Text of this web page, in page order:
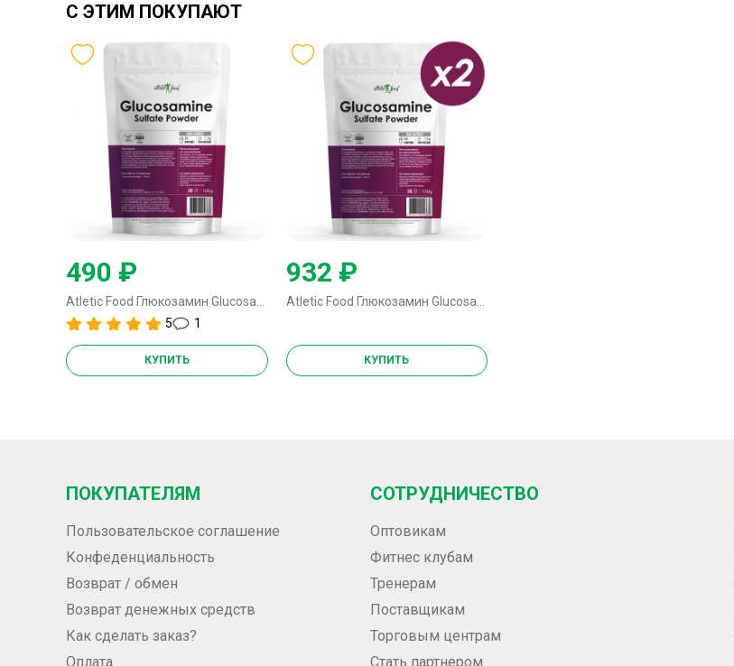
С ЭТИМ ПОКУПАЮТ
490 ₽
5
1
КУПИТЬ
932 ₽
КУПИТЬ
ПОКУПАТЕЛЯМ
Пользовательское соглашение
Конфеденциальность
Возврат / обмен
Возврат денежных средств
Как сделать заказ?
Оплата
СОТРУДНИЧЕСТВО
Оптовикам
Фитнес клубам
Тренерам
Поставщикам
Торговым центрам
Стать партнером